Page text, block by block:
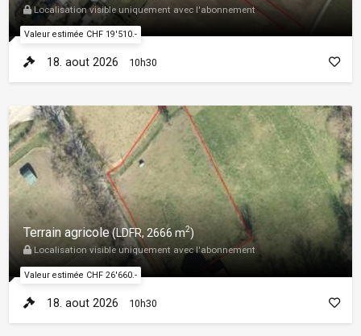
Valeur estimée CHF 19'510.-
Localisation visible uniquement avec l'abonnement
18. aout 2026 10h30
Valeur estimée CHF 26'660.-
Terrain agricole(LDFR, 2666 m2)
Localisation visible uniquement avec l'abonnement
18. aout 2026 10h30